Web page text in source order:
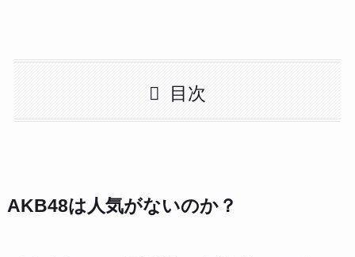
目次
AKB48は人気がないのか？